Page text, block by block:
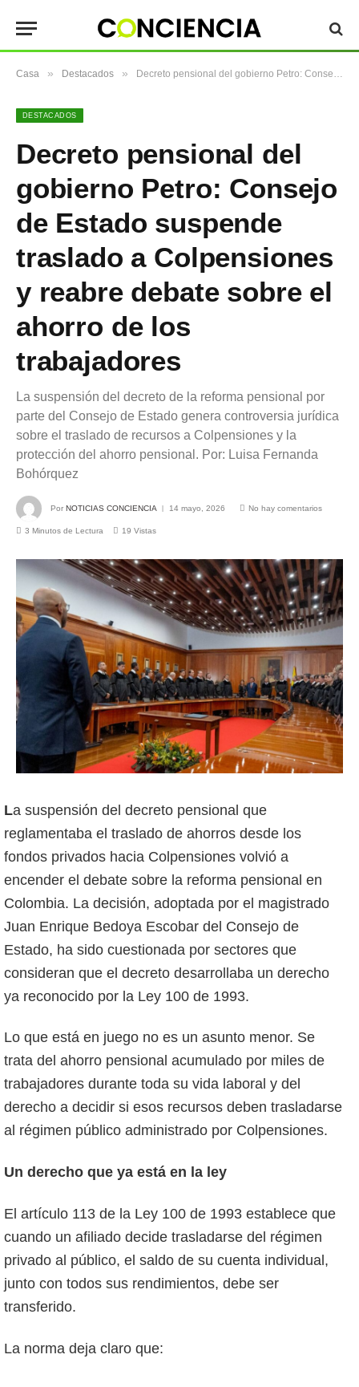
Casa » Destacados » Decreto pensional del gobierno Petro: Consejo de Estado suspende traslado a Colpensiones y reabre debate sobre el ahorro de los trabajadores
DESTACADOS
Decreto pensional del
gobierno Petro: Consejo
de Estado suspende
traslado a Colpensiones
y reabre debate sobre el
ahorro de los
trabajadores
La suspensión del decreto de la reforma pensional por
parte del Consejo de Estado genera controversia jurídica
sobre el traslado de recursos a Colpensiones y la
protección del ahorro pensional. Por: Luisa Fernanda
Bohórquez
Por NOTICIAS CONCIENCIA 14 mayo, 2026 No hay comentarios
3 Minutos de Lectura 19 Vistas
La suspensión del decreto pensional que
reglamentaba el traslado de ahorros desde los
fondos privados hacia Colpensiones volvió a
encender el debate sobre la reforma pensional en
Colombia. La decisión, adoptada por el magistrado
Juan Enrique Bedoya Escobar del Consejo de
Estado, ha sido cuestionada por sectores que
consideran que el decreto desarrollaba un derecho
ya reconocido por la Ley 100 de 1993.
Lo que está en juego no es un asunto menor. Se
trata del ahorro pensional acumulado por miles de
trabajadores durante toda su vida laboral y del
derecho a decidir si esos recursos deben trasladarse
al régimen público administrado por Colpensiones.
Un derecho que ya está en la ley
El artículo 113 de la Ley 100 de 1993 establece que
cuando un afiliado decide trasladarse del régimen
privado al público, el saldo de su cuenta individual,
junto con todos sus rendimientos, debe ser
transferido.
La norma deja claro que: